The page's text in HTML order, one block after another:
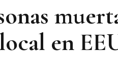
en